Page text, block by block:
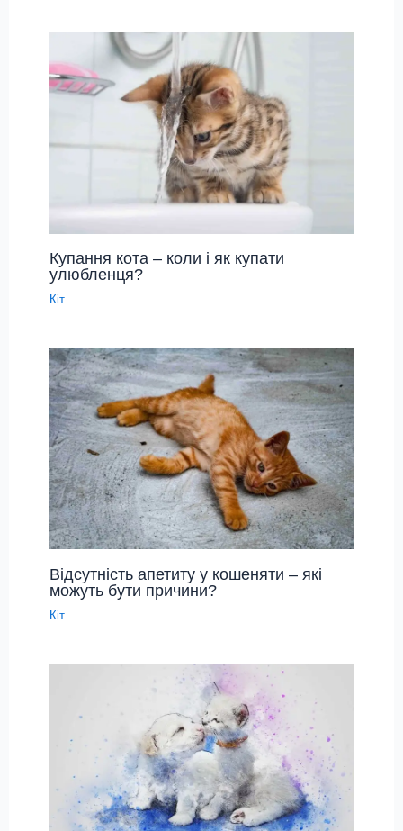
Купання кота – коли і як купати
улюбленця?
Кіт
Відсутність апетиту у кошеняти – які
можуть бути причини?
Кіт